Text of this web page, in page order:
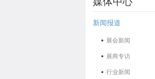
新闻报道
展会新闻
展商专访
行业新闻